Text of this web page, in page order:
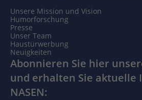
Unsere Mission und Vision
Humorforschung
Presse
Unser Team
Haustürwerbung
Neuigkeiten
Abonnieren Sie hier
und erhalten Sie aktuelle
NASEN: